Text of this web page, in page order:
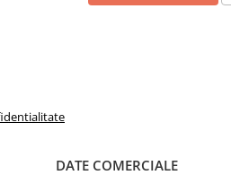
DATE COMERCIALE